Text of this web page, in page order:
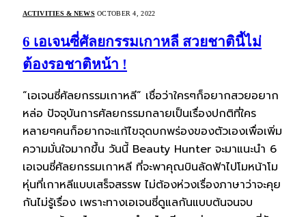
ACTIVITIES & NEWS OCTOBER 4, 2022
6 เอเจนซี่ศัลยกรรมเกาหลี สวยชาตินี้ไม่
ต้องรอชาติหน้า !
“เอเจนซี่ศัลยกรรมเกาหลี” เชื่อว่าใครๆก็อยากสวยอยาก
หล่อ ปัจจุบันการศัลยกรรมกลายเป็นเรื่องปกติที่ใคร
หลายๆคนก็อยากจะแก้ไขจุดบกพร่องของตัวเองเพื่อเพิ่ม
ความมั่นใจมากขึ้น วันนี้ Beauty Hunter จะมาแนะนำ 6
เอเจนซี่ศัลยกรรมเกาหลี ที่จะพาคุณบินลัดฟ้าไปโมหน้าโม
หุ่นที่เกาหลีแบบเสร็จสรรพ ไม่ต้องห่วงเรื่องภาษาว่าจะคุย
กันไม่รู้เรื่อง เพราะทางเอเจนซี่ดูแลกันแบบต้นจนจบ